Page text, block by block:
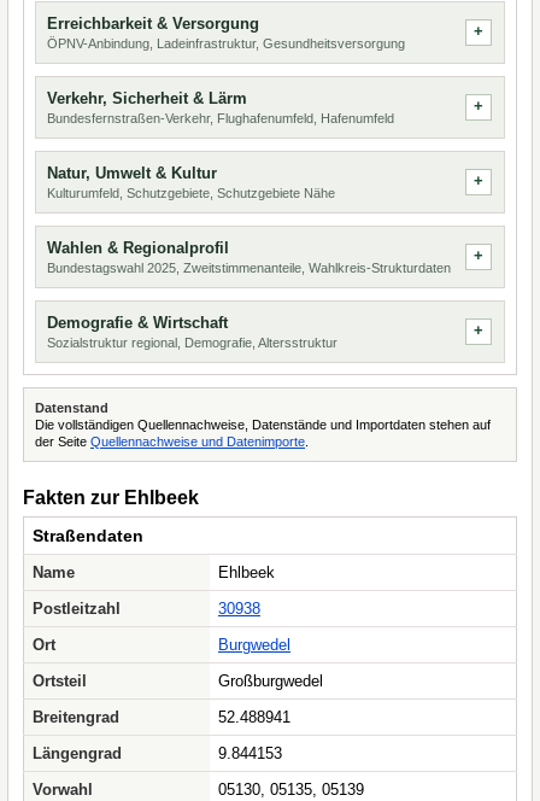
Erreichbarkeit & Versorgung
ÖPNV-Anbindung, Ladeinfrastruktur, Gesundheitsversorgung
Verkehr, Sicherheit & Lärm
Bundesfernstraßen-Verkehr, Flughafenumfeld, Hafenumfeld
Natur, Umwelt & Kultur
Kulturumfeld, Schutzgebiete, Schutzgebiete Nähe
Wahlen & Regionalprofil
Bundestagswahl 2025, Zweitstimmenanteile, Wahlkreis-Strukturdaten
Demografie & Wirtschaft
Sozialstruktur regional, Demografie, Altersstruktur
Datenstand
Die vollständigen Quellennachweise, Datenstände und Importdaten stehen auf
der Seite Quellennachweise und Datenimporte
Fakten zur Ehlbeek
Straßendaten
Name
Ehlbeek
Postleitzahl
30938
Ort
Burgwedel
Ortsteil
Großburgwedel
Breitengrad
52.488941
Längengrad
9.844153
Vorwahl
05130, 05135, 05139